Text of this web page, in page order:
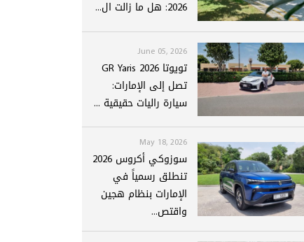
2026: هل ما زالت ال...
June 05, 2026
تويوتا GR Yaris 2026
تصل إلى الإمارات:
سيارة راليات حقيقية ...
May 18, 2026
سوزوكي أكروس 2026
تنطلق رسمياً في
الإمارات بنظام هجين
واقتص...